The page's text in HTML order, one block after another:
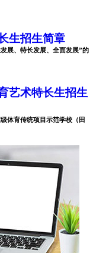
生招生简章
展、特长发展、全面发展”的
艺术特长生招生
体育传统项目示范学校（田